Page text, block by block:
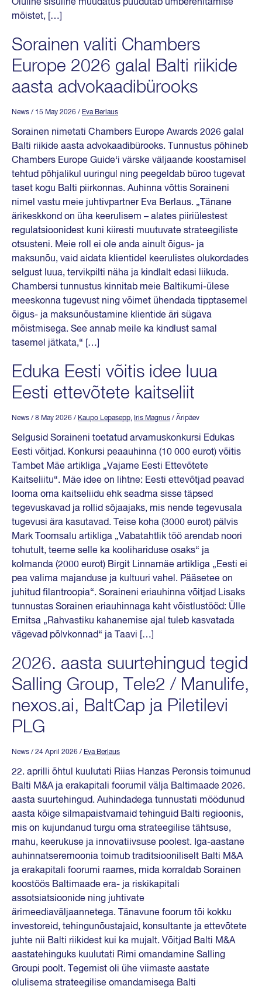
Oluline sisuline muudatus puudutab ümberehitamise
mõistet, […]
Sorainen valiti Chambers
Europe 2026 galal Balti riikide
aasta advokaadibürooks
News / 15 May 2026 / Eva Berlaus
Sorainen nimetati Chambers Europe Awards 2026 galal
Balti riikide aasta advokaadibürooks. Tunnustus põhineb
Chambers Europe Guide‘i värske väljaande koostamisel
tehtud põhjalikul uuringul ning peegeldab büroo tugevat
taset kogu Balti piirkonnas. Auhinna võttis Soraineni
nimel vastu meie juhtivpartner Eva Berlaus. „Tänane
ärikeskkond on üha keerulisem – alates piiriülestest
regulatsioonidest kuni kiiresti muutuvate strateegiliste
otsusteni. Meie roll ei ole anda ainult õigus- ja
maksunõu, vaid aidata klientidel keerulistes olukordades
selgust luua, tervikpilti näha ja kindlalt edasi liikuda.
Chambersi tunnustus kinnitab meie Baltikumi-ülese
meeskonna tugevust ning võimet ühendada tipptasemel
õigus- ja maksunõustamine klientide äri sügava
mõistmisega. See annab meile ka kindlust samal
tasemel jätkata,“ […]
Eduka Eesti võitis idee luua
Eesti ettevõtete kaitseliit
News / 8 May 2026 / Kaupo Lepasepp, Iris Magnus / Äripäev
Selgusid Soraineni toetatud arvamuskonkursi Edukas
Eesti võitjad. Konkursi peaauhinna (10 000 eurot) võitis
Tambet Mäe artikliga „Vajame Eesti Ettevõtete
Kaitseliitu“. Mäe idee on lihtne: Eesti ettevõtjad peavad
looma oma kaitseliidu ehk seadma sisse täpsed
tegevuskavad ja rollid sõjaajaks, mis nende tegevusala
tugevusi ära kasutavad. Teise koha (3000 eurot) pälvis
Mark Toomsalu artikliga „Vabatahtlik töö arendab noori
tohutult, teeme selle ka koolihariduse osaks“ ja
kolmanda (2000 eurot) Birgit Linnamäe artikliga „Eesti ei
pea valima majanduse ja kultuuri vahel. Pääsetee on
juhitud filantroopia“. Soraineni eriauhinna võitjad Lisaks
tunnustas Sorainen eriauhinnaga kaht võistlustööd: Ülle
Ernitsa „Rahvastiku kahanemise ajal tuleb kasvatada
vägevad põlvkonnad“ ja Taavi […]
2026. aasta suurtehingud tegid
Salling Group, Tele2 / Manulife,
nexos.ai, BaltCap ja Piletilevi
PLG
News / 24 April 2026 / Eva Berlaus
22. aprilli õhtul kuulutati Riias Hanzas Peronsis toimunud
Balti M&A ja erakapitali foorumil välja Baltimaade 2026.
aasta suurtehingud. Auhindadega tunnustati möödunud
aasta kõige silmapaistvamaid tehinguid Balti regioonis,
mis on kujundanud turgu oma strateegilise tähtsuse,
mahu, keerukuse ja innovatiivsuse poolest. Iga-aastane
auhinnatseremoonia toimub traditsiooniliselt Balti M&A
ja erakapitali foorumi raames, mida korraldab Sorainen
koostöös Baltimaade era- ja riskikapitali
assotsiatsioonide ning juhtivate
ärimeediaväljaannetega. Tänavune foorum tõi kokku
investoreid, tehingunõustajaid, konsultante ja ettevõtete
juhte nii Balti riikidest kui ka mujalt. Võitjad Balti M&A
aastatehinguks kuulutati Rimi omandamine Salling
Groupi poolt. Tegemist oli ühe viimaste aastate
olulisema strateegilise omandamisega Balti